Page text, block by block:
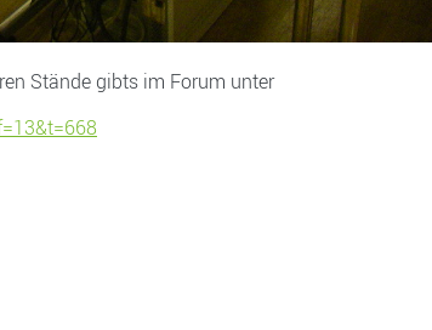
Stände gibts im Forum unter